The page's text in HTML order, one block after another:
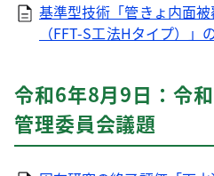
基準型技術「管きょ内面
（FFT-S工法Hタイプ）」
令和6年8月9日：令
管理委員会議題